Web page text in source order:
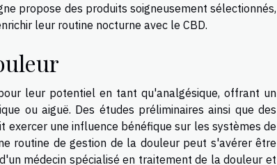
propose des produits soigneusement sélectionnés,
leur routine nocturne avec le CBD.
leur potentiel en tant qu'analgésique, offrant un
ou aiguë. Des études préliminaires ainsi que des
une influence bénéfique sur les systèmes de
routine de gestion de la douleur peut s'avérer être
médecin spécialisé en traitement de la douleur et